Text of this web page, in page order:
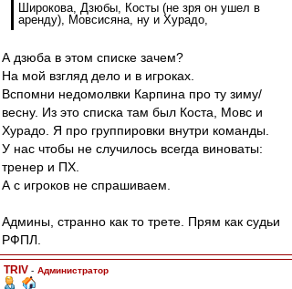
Широкова, Дзюбы, Косты (не зря он ушел в
аренду), Мовсисяна, ну и Хурадо,
А дзюба в этом списке зачем?
На мой взгляд дело и в игроках.
Вспомни недомолвки Карпина про ту зиму/
весну. Из это списка там был Коста, Мовс и
Хурадо. Я про группировки внутри команды.
У нас чтобы не случилось всегда виноваты:
тренер и ПХ.
А с игроков не спрашиваем.
Админы, странно как то трете. Прям как судьи
РФПЛ.
TRIV - Администратор